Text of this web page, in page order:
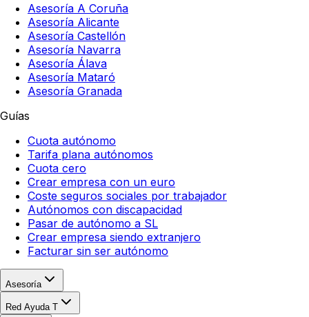
Asesoría A Coruña
Asesoría Alicante
Asesoría Castellón
Asesoría Navarra
Asesoría Álava
Asesoría Mataró
Asesoría Granada
Guías
Cuota autónomo
Tarifa plana autónomos
Cuota cero
Crear empresa con un euro
Coste seguros sociales por trabajador
Autónomos con discapacidad
Pasar de autónomo a SL
Crear empresa siendo extranjero
Facturar sin ser autónomo
Asesoría
Red Ayuda T